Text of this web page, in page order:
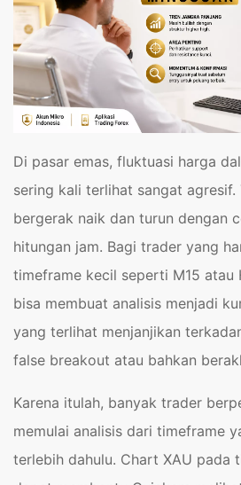
Di pasar emas, fluktuasi harga
sering kali terlihat sangat agresif.
bergerak naik dan turun dengan
hitungan jam. Bagi trader yang
timeframe kecil seperti M15 atau
bisa membuat analisis menjadi
yang terlihat menjanjikan
false breakout atau bahkan
Karena itulah, banyak trader
memulai analisis dari timeframe
terlebih dahulu. Chart XAU pada